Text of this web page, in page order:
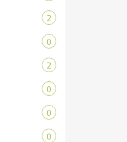
2
0
2
0
0
0